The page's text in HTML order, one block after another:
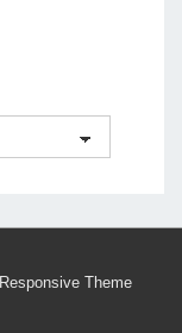
Responsive Theme